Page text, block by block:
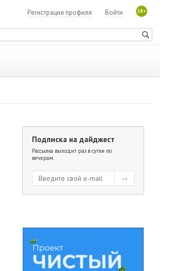
18+
Войти
Регистрация профиля
Подписка на дайджест
Рассылка выходит раз в сутки по
вечерам.